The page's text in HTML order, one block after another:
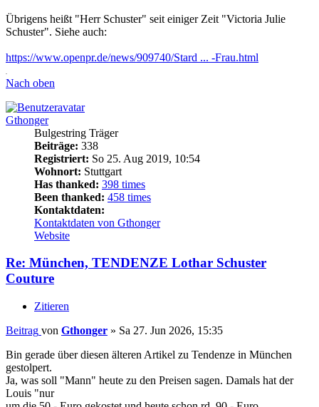
Übrigens heißt "Herr Schuster" seit einiger Zeit "Victoria Julie
Schuster". Siehe auch:
https://www.openpr.de/news/909740/Stard ... -Frau.html
Nach oben
Gthonger
Bulgestring Träger
Beiträge: 338
Registriert: So 25. Aug 2019, 10:54
Wohnort: Stuttgart
Has thanked: 398 times
Been thanked: 458 times
Kontaktdaten:
Kontaktdaten von Gthonger
Website
Re: München, TENDENZE Lothar Schuster
Couture
Zitieren
Beitrag von Gthonger » Sa 27. Jun 2026, 15:35
Bin gerade über diesen älteren Artikel zu Tendenze in München
gestolpert.
Ja, was soll "Mann" heute zu den Preisen sagen. Damals hat der
Louis "nur